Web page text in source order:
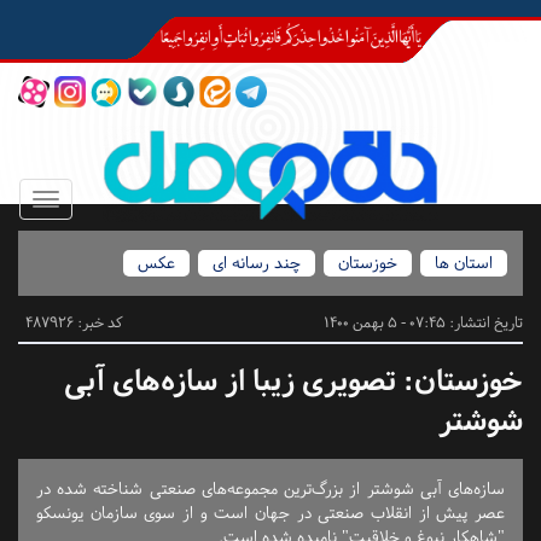
Toggle
استان ها
خوزستان چند رسانه ای عکس
تاریخ انتشار: 07:45 - 5 بهمن 1400 کد خبر: 487926
خوزستان: تصویری زیبا از سازه‌های آبی
شوشتر
سازه‌های آبی شوشتر از بزرگ‌ترین مجموعه‌های صنعتی شناخته شده در
عصر پیش از انقلاب صنعتی در جهان ‏است و از سوی سازمان یونسکو